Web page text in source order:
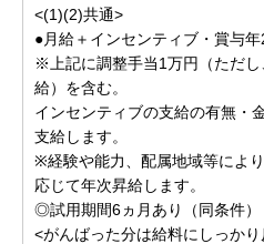
<(1)(2)共通>
●月給＋インセンティブ・賞与
※上記に調整手当1万円（ただ
給）を含む。
インセンティブの支給の有無・
支給します。
※経験や能力、配属地域等によ
応じて年次昇給します。
◎試用期間6ヵ月あり（同条件）
<がんばった分は給料にしっか